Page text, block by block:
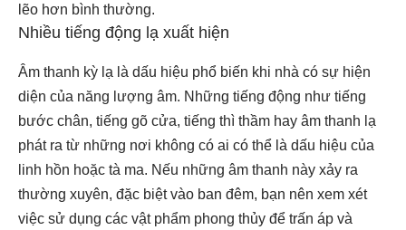
lẽo hơn bình thường.
Nhiều tiếng động lạ xuất hiện
Âm thanh kỳ lạ là dấu hiệu phổ biến khi nhà có sự hiện
diện của năng lượng âm. Những tiếng động như tiếng
bước chân, tiếng gõ cửa, tiếng thì thầm hay âm thanh lạ
phát ra từ những nơi không có ai có thể là dấu hiệu của
linh hồn hoặc tà ma. Nếu những âm thanh này xảy ra
thường xuyên, đặc biệt vào ban đêm, bạn nên xem xét
việc sử dụng các vật phẩm phong thủy để trấn áp và